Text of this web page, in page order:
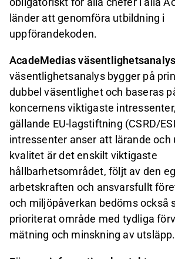
länder att genomföra utbildning i
uppförandekoden.
AcadeMedias väsentlighetsanalys
väsentlighetsanalys bygger på
dubbel väsentlighet och baseras
koncernens viktigaste
gällande EU-lagstiftning (CSRD/
intressenter anser att lärande och
kvalitet är det enskilt viktigaste
hållbarhetsområdet, följt av den
arbetskraften och ansvarsfullt
och miljöpåverkan bedöms också
prioriterat område med tydliga
mätning och minskning av utsläpp.